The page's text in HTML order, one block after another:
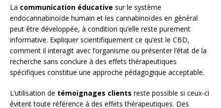
La communication éducative sur le système
endocannabinoïde humain et les cannabinoïdes en général
peut être développée, à condition qu’elle reste purement
informative. Expliquer scientifiquement ce qu’est le CBD,
comment il interagit avec l’organisme ou présenter l’état de la
recherche sans conclure à des effets thérapeutiques
spécifiques constitue une approche pédagogique acceptable.
L’utilisation de témoignages clients reste possible si ceux-ci
évitent toute référence à des effets thérapeutiques. Des